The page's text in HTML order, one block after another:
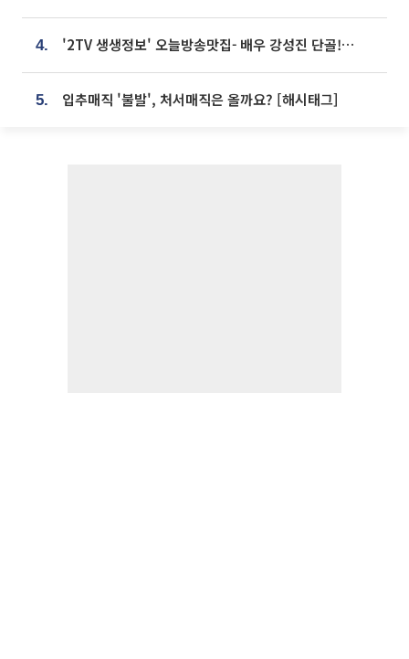
4. '2TV 생생정보' 오늘방송맛집- 배우 강성진 단골! 쌀국수ㆍ푸팟퐁 커리 맛집 '블○○○'
5. 입추매직 '불발', 처서매직은 올까요? [해시태그]